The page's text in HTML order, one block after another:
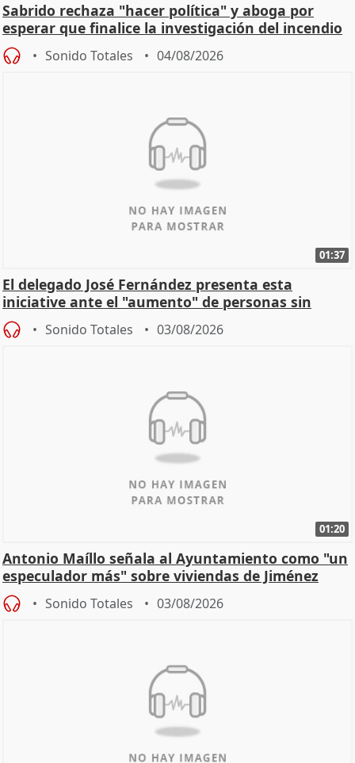
Sabrido rechaza "hacer política" y aboga por
esperar que finalice la investigación del incendio
Sonido Totales 04/08/2026
01:37
El delegado José Fernández presenta esta
iniciative ante el "aumento" de personas sin
hogar en Madri
Sonido Totales 03/08/2026
01:20
Antonio Maíllo señala al Ayuntamiento como "un
especulador más" sobre viviendas de Jiménez
Becerril
Sonido Totales 03/08/2026